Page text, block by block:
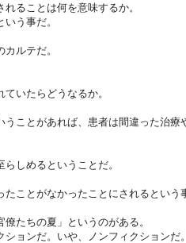
ることは何を意味するか。
う事だ。
ルテだ。
いたらどうなるか。
うことがあれば、患者は間違った治
しめるということだ。
ことがなかったことにされるという
たちの夏」というのがある。
ョンだ。いや、ノンフィクションだ。